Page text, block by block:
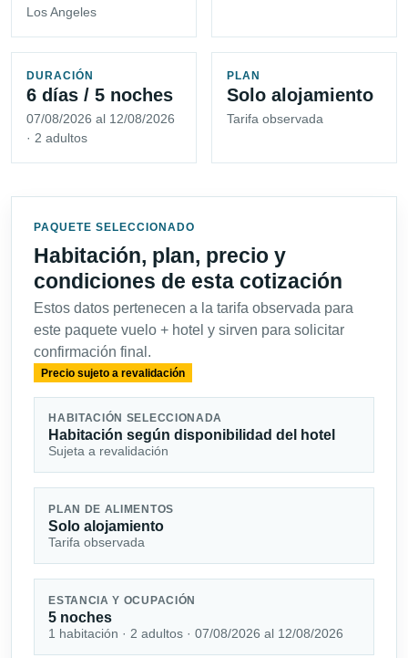
Los Angeles
DURACIÓN
6 días / 5 noches
07/08/2026 al 12/08/2026
· 2 adultos
PLAN
Solo alojamiento
Tarifa observada
PAQUETE SELECCIONADO
Habitación, plan, precio y
condiciones de esta cotización
Estos datos pertenecen a la tarifa observada para
este paquete vuelo + hotel y sirven para solicitar
confirmación final.
Precio sujeto a revalidación
HABITACIÓN SELECCIONADA
Habitación según disponibilidad del hotel
Sujeta a revalidación
PLAN DE ALIMENTOS
Solo alojamiento
Tarifa observada
ESTANCIA Y OCUPACIÓN
5 noches
1 habitación · 2 adultos · 07/08/2026 al 12/08/2026